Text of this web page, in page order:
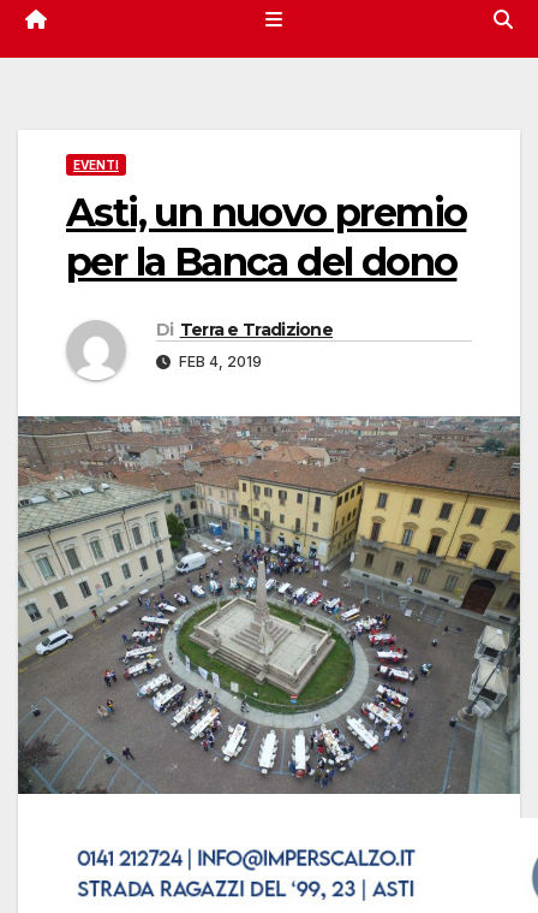
EVENTI
Asti, un nuovo premio
per la Banca del dono
Di Terra e Tradizione
FEB 4, 2019